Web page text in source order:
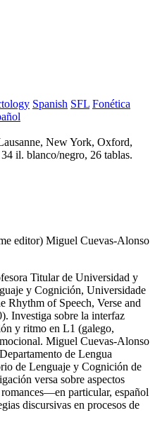
Spanish SFL Fonética
New York, Oxford,
il. blanco/negro, 26 tablas.
editor) Miguel Cuevas-Alonso
Titular de Universidad y
y Cognición, Universidade
Rhythm of Speech, Verse and
Investiga sobre la interfaz
y ritmo en L1 (galego,
Miguel Cuevas-Alonso
de Lengua
de Lenguaje y Cognición de
versa sobre aspectos
particular, español
discursivas en procesos de